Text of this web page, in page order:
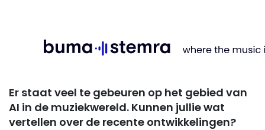
Er staat veel te gebeuren op het gebied van
AI in de muziekwereld. Kunnen jullie wat
vertellen over de recente ontwikkelingen?